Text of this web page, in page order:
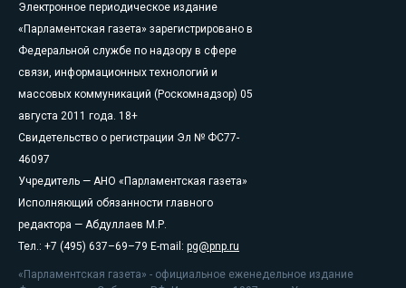
Электронное периодическое издание
«Парламентская газета» зарегистрировано в
Федеральной службе по надзору в сфере
связи, информационных технологий и
массовых коммуникаций (Роскомнадзор) 05
августа 2011 года. 18+
Свидетельство о регистрации Эл № ФС77-
46097
Учредитель — АНО «Парламентская газета»
Исполняющий обязанности главного
редактора — Абдуллаев М.Р.
Тел.: +7 (495) 637–69–79 E-mail: pg@pnp.ru
«Парламентская газета» - официальное еженедельное издание